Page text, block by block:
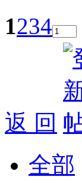
1234
返 回
全部